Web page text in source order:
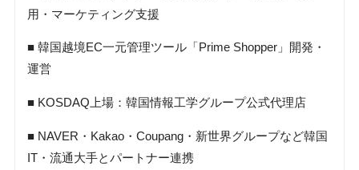
用・マーケティング支援
■ 韓国越境EC一元管理ツール「Prime Shopper」開発・
運営
■ KOSDAQ上場：韓国情報工学グループ公式代理店
■ NAVER・Kakao・Coupang・新世界グループなど韓国
IT・流通大手とパートナー連携